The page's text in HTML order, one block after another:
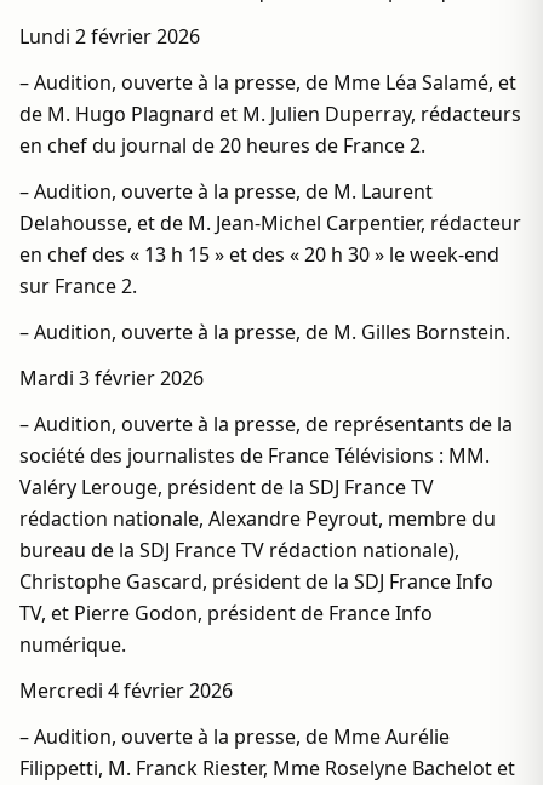
Lundi 2 février 2026
– Audition, ouverte à la presse, de Mme Léa Salamé, et
de M. Hugo Plagnard et M. Julien Duperray, rédacteurs
en chef du journal de 20 heures de France 2.
– Audition, ouverte à la presse, de M. Laurent
Delahousse, et de M. Jean-Michel Carpentier, rédacteur
en chef des « 13 h 15 » et des « 20 h 30 » le week-end
sur France 2.
– Audition, ouverte à la presse, de M. Gilles Bornstein.
Mardi 3 février 2026
– Audition, ouverte à la presse, de représentants de la
société des journalistes de France Télévisions : MM.
Valéry Lerouge, président de la SDJ France TV
rédaction nationale, Alexandre Peyrout, membre du
bureau de la SDJ France TV rédaction nationale),
Christophe Gascard, président de la SDJ France Info
TV, et Pierre Godon, président de France Info
numérique.
Mercredi 4 février 2026
– Audition, ouverte à la presse, de Mme Aurélie
Filippetti, M. Franck Riester, Mme Roselyne Bachelot et